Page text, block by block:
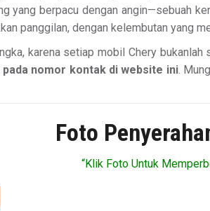
yang berpacu dengan angin—sebuah
panggilan, dengan kelembutan yang
karena setiap mobil Chery
nomor kontak di website ini.
Foto
“Klik Foto Untuk